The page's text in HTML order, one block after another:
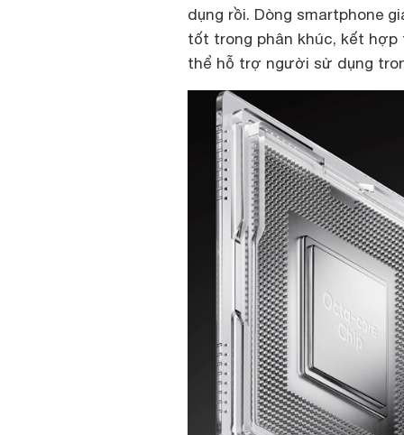
dụng rồi. Dòng smartphone
tốt trong phân khúc, kết hợp
thể hỗ trợ người sử dụng